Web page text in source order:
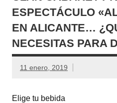
ESPECTÁCULO
EN ALICANTE…
NECESITAS PARA
11 enero, 2019
Elige tu bebida